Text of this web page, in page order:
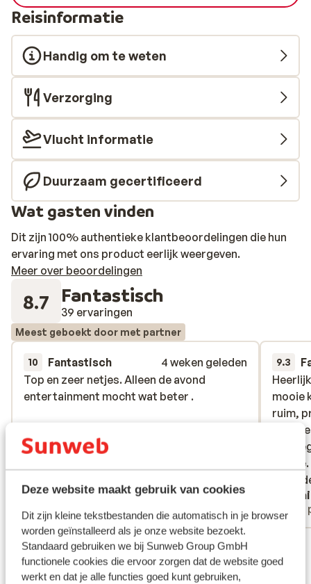
Deze website maakt gebruik van cookies
Dit zijn kleine tekstbestanden die automatisch in je browser
worden geïnstalleerd als je onze website bezoekt.
Standaard gebruiken we bij Sunweb Group GmbH
functionele cookies die ervoor zorgen dat de website goed
werkt en dat je alle functies goed kunt gebruiken,
Reisinformatie
Handig om te weten
Verzorging
Vlucht informatie
Duurzaam gecertificeerd
Wat gasten vinden
Dit zijn 100% authentieke klantbeoordelingen die hun
ervaring met ons product eerlijk weergeven.
Meer over beoordelingen
8.7 Fantastisch
39 ervaringen
Meest geboekt door met partner
10 Fantastisch
4 weken geleden
Top en zeer netjes. Alleen de avond
entertainment mocht wat beter .
Top en zeer netjes. Alleen de avond
entertainment mocht wat beter .
Co Schaapherder
Met partner
9.3
mooie
ruim,
Heel
de
Juist
mooie
ruim,
Heel
de
Juist
Bekijk alle 39 ervaringen
Ligging